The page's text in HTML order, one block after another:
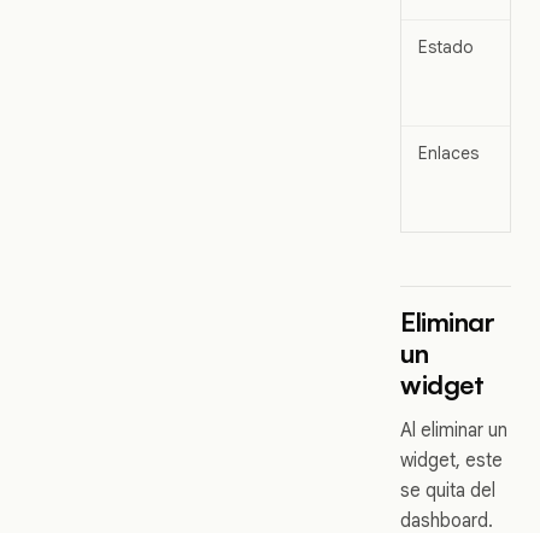
Estado
Enlaces
Eliminar
un
widget
Al eliminar un
widget, este
se quita del
dashboard.